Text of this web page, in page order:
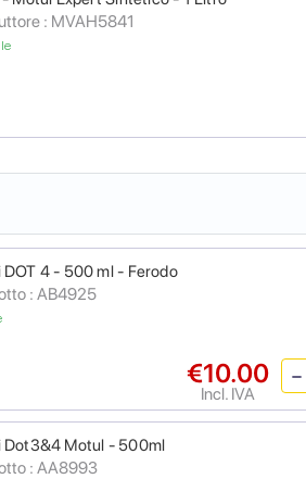
: MVAH5841
DOT 4 - 500 ml - Ferodo
: AB4925
€10.00
Incl. IVA
Dot3&4 Motul - 500ml
: AA8993